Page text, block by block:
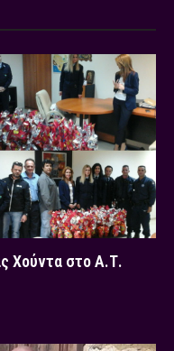
Χούντα στο Α.Τ.